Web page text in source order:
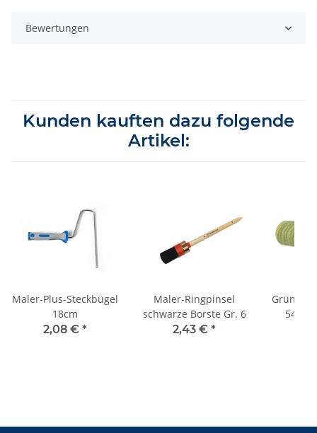
Bewertungen
Kunden kauften dazu folgende
Artikel:
Maler-Plus-Steckbügel
18cm
2,08 € *
Maler-Ringpinsel
schwarze Borste Gr. 6
2,43 € *